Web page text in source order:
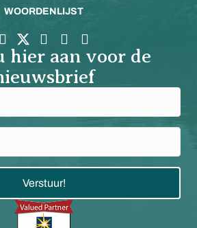
WOORDENLIJST
hier aan voor de
Verstuur!